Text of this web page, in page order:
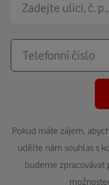
Pokud máte zájem,
udělte nám souhlas s
budeme zpracovávat